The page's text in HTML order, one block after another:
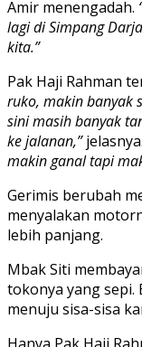
Amir menengadah.
lagi di Simpang
kita.”
Pak Haji Rahman
ruko, makin banyak
sini masih banyak
ke jalanan,”jelasnya.
makin ganal tapi
Gerimis berubah
menyalakan
lebih panjang.
Mbak Siti
tokonya yang sepi.
menuju sisa-sisa